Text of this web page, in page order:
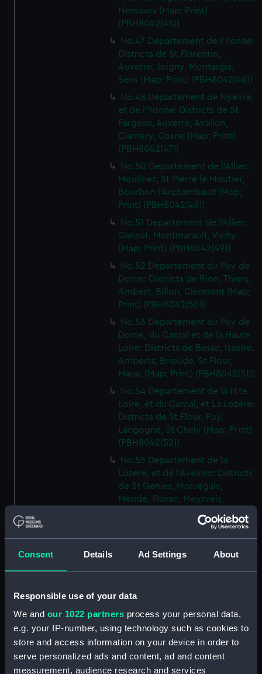
Consent Details Ad Settings About
Responsible use of your data
We and our 1022 partners process your personal data,
e.g. your IP-number, using technology such as cookies to
store and access information on your device in order to
serve personalized ads and content, ad and content
measurement, audience research and services
Nemours (Map; Print)
(PBH8042(45))
No.47 Departement de l'Yonne:
Districts de St Florentin,
Auxerre, Joigny, Montargis,
Sens (Map; Print) (PBH8042(46))
No.48 Departement de Nyevre,
et de l'Yonne: Districts de St
Fargeau, Auxerre, Avallon,
Clamery, Cosne (Map; Print)
(PBH8042(47))
No.50 Departement de l'Allier:
Moulinez, St Pierre le Moutier,
Bourbon l'Archambault (Map;
Print) (PBH8042(48))
No.51 Departement de l'Allier:
Gannat, Montmarault, Vichy
(Map; Print) (PBH8042(49))
No.52 Departement du Puy de
Dome: Districts de Rion, Thiers,
Ambert, Billon, Clermont (Map;
Print) (PBH8042(50))
No.53 Departement du Puy de
Dome, du Cantal et de la Haute
Loire: Districts de Besse, Issoire,
Amberts, Brioude, St Flour,
Marat (Map; Print) (PBH8042(51))
No.54 Departement de la H.te
Loire, et du Cantal, et La Lozere:
Districts de St Flour, Puy,
Langogne, St Chely (Map; Print)
(PBH8042(52))
No.55 Departement de la
Lozere, et de l'Aveiron: Districts
de St Genies, Maruegals,
Mende, Florac, Meyrveis,
l'Aveiron, et du Gard: Districts
No.57 Departement de
l'Herault: Districts de Lodeve,
Bezier, St Pons (Map; Print)
(PBH8042(55))
No.58 Departement de l'Aude:
District de Narbonne (Map;